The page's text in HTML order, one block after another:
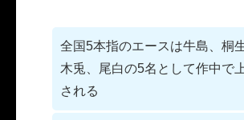
全国5本指のエースは牛島、桐
木兎、尾白の5名として作中で
される